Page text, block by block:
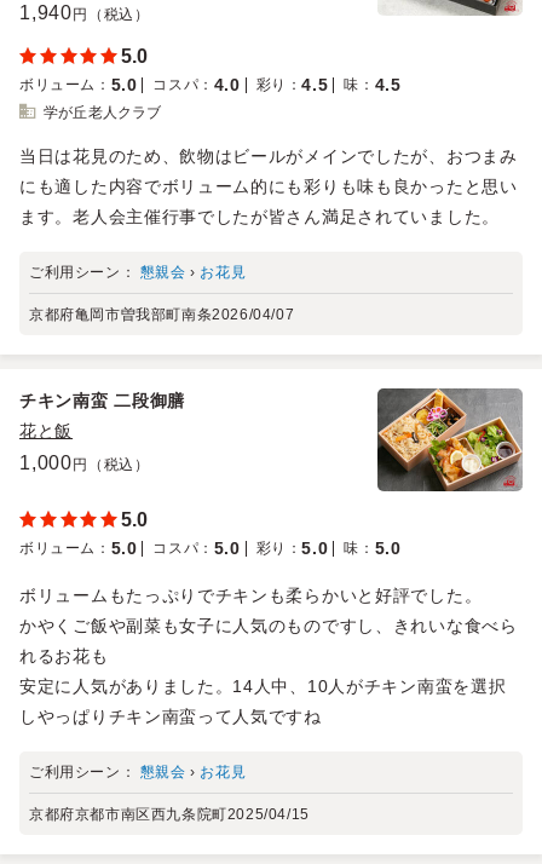
1,940円（税込）
5.0
ボリューム ： 5.0 コスパ ： 4.0 彩り ：4.5 味 ： 4.5
学が丘老人クラブ
当日は花見のため、飲物はビールがメインでしたが、おつまみ
にも適した内容でボリューム的にも彩りも味も良かったと思い
ます。老人会主催行事でしたが皆さん満足されていました。
ご利用シーン： 懇親会 › お花見
京都府亀岡市曽我部町南条2026/04/07
チキン南蛮 二段御膳
花と飯
1,000円（税込）
5.0
ボリューム ： 5.0 コスパ ： 5.0 彩り ：5.0 味 ： 5.0
ボリュームもたっぷりでチキンも柔らかいと好評でした。
かやくご飯や副菜も女子に人気のものですし、きれいな食べら
れるお花も
安定に人気がありました。14人中、10人がチキン南蛮を選択
しやっぱりチキン南蛮って人気ですね
ご利用シーン： 懇親会 › お花見
京都府京都市南区西九条院町2025/04/15